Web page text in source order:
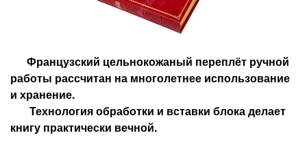
Французский цельнокожаный переплёт ручной
работы рассчитан на многолетнее использование
и хранение.
Технология обработки и вставки блока делает
книгу практически вечной.